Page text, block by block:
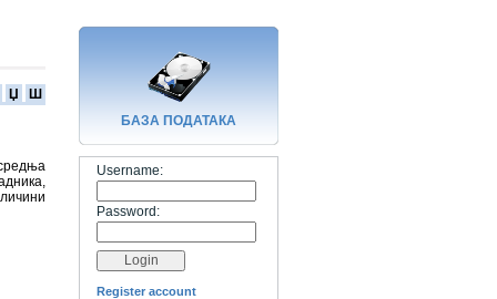
Џ Ш
БАЗA ПОДАТАКА
Username:
Password:
Register account